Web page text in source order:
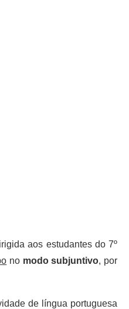
aos estudantes do 7º
no modo subjuntivo, por
de língua portuguesa